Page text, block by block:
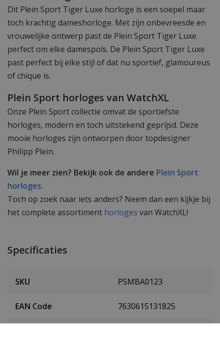
Dit Plein Sport Tiger Luxe horloge is een soepel maar
toch krachtig dameshorloge. Met zijn onbevreesde en
vrouwelijke ontwerp past de Plein Sport Tiger Luxe
perfect om elke damespols. De Plein Sport Tiger Luxe
past perfect bij elke stijl of dat nu sportief, glamoureus
of chique is.
Plein Sport horloges van WatchXL
Onze Plein Sport collectie omvat de sportiefste
horloges, modern en toch uitstekend geprijsd. Deze
mooie horloges zijn ontworpen door topdesigner
Philipp Plein.
Wil je meer zien? Bekijk ook de andere Plein Sport
horloges.
Toch op zoek naar iets anders? Neem dan een kijkje bij
het complete assortiment horloges van WatchXL!
Specificaties
SKU PSMBA0123
EAN Code 7630615131825